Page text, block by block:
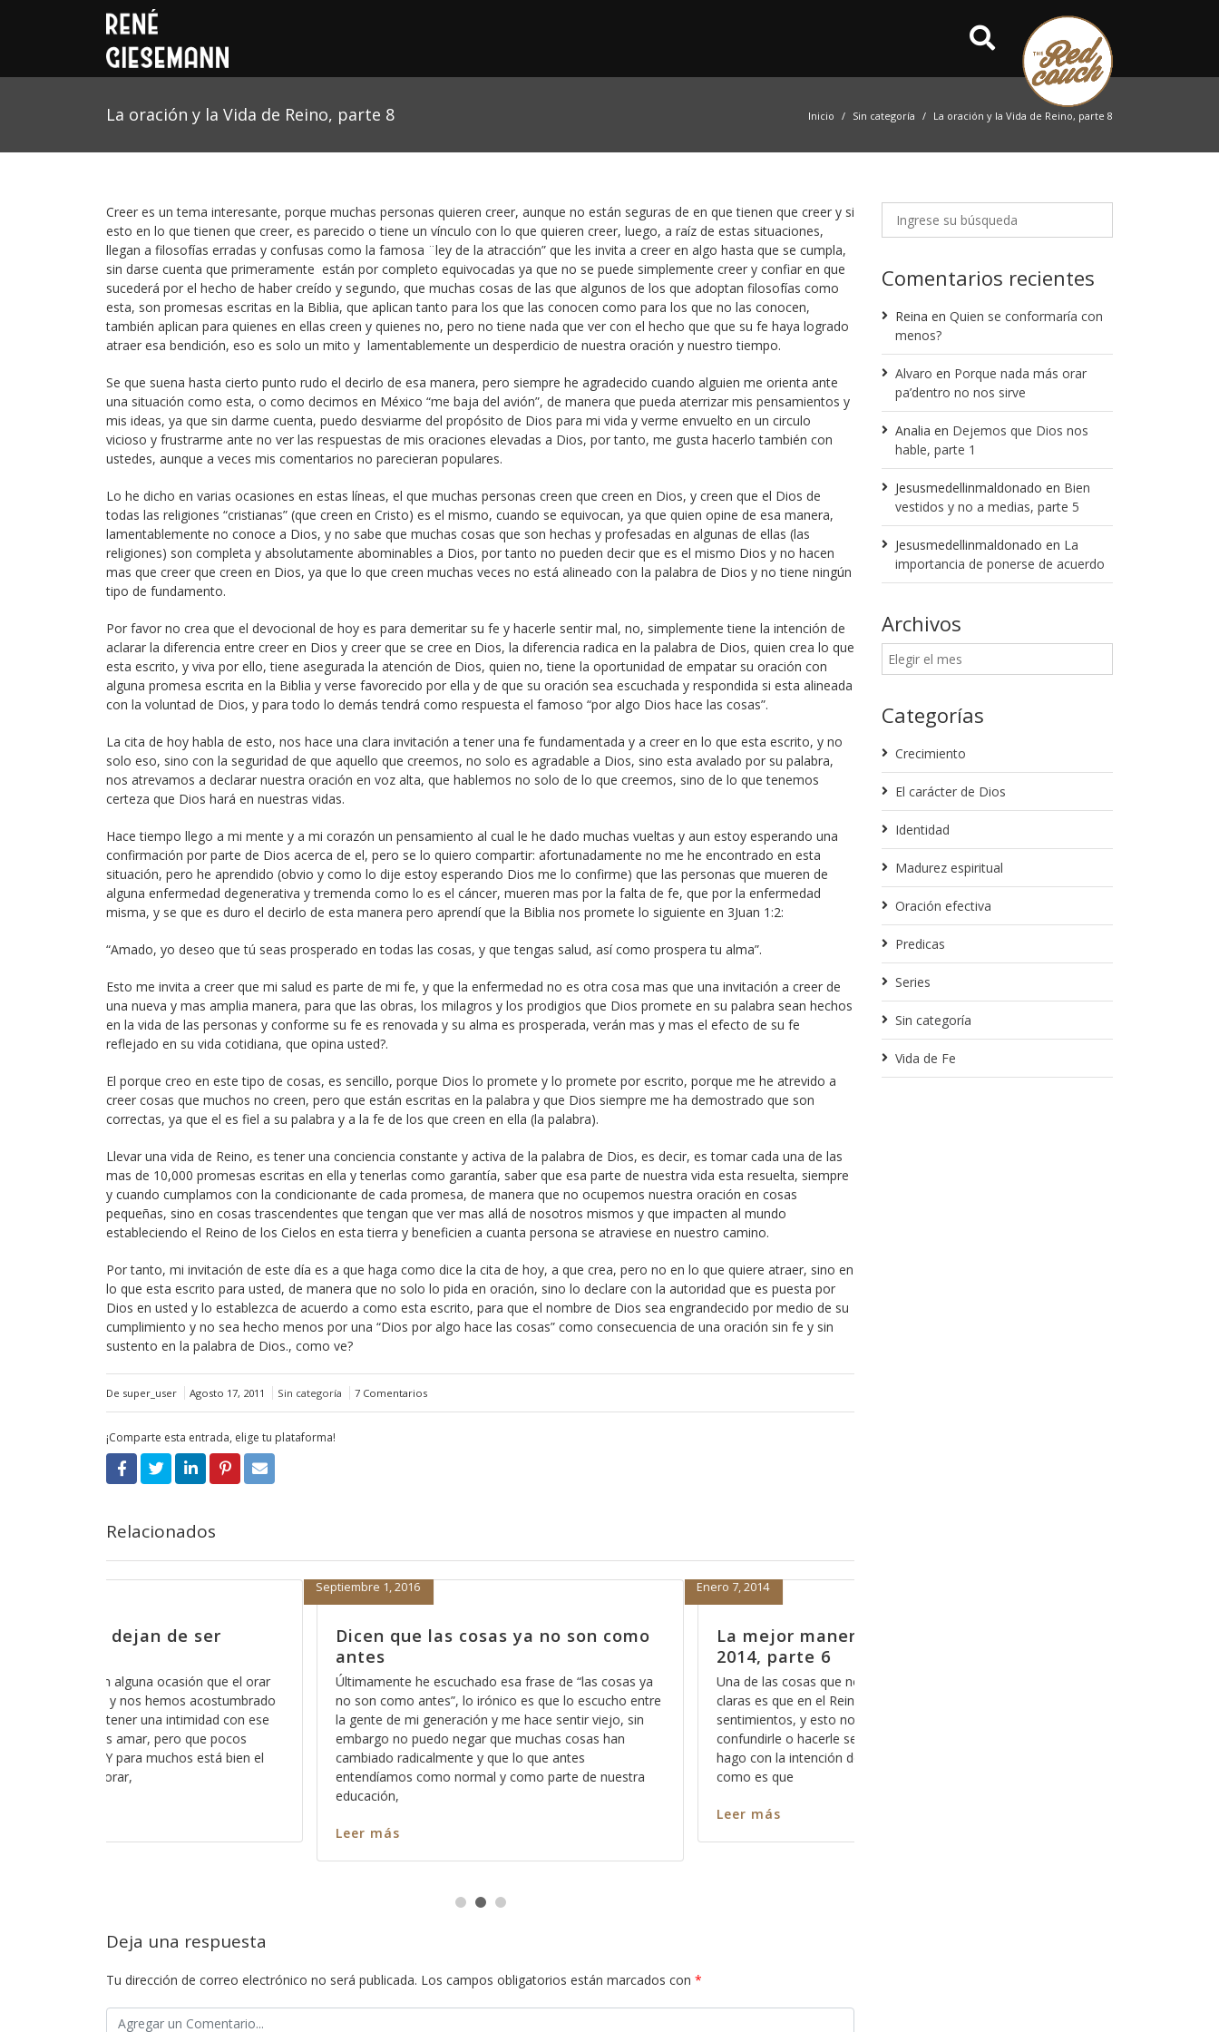
La oración y la Vida de Reino, parte 8 Inicio Sin categoría La oración y la Vida de Reino, parte 8
Creer es un tema interesante, porque muchas personas quieren creer, aunque no están seguras de en que tienen que creer y si
esto en lo que tienen que creer, es parecido o tiene un vínculo con lo que quieren creer, luego, a raíz de estas situaciones,
llegan a filosofías erradas y confusas como la famosa ¨ley de la atracción” que les invita a creer en algo hasta que se cumpla,
sin darse cuenta que primeramente están por completo equivocadas ya que no se puede simplemente creer y confiar en que
sucederá por el hecho de haber creído y segundo, que muchas cosas de las que algunos de los que adoptan filosofías como
esta, son promesas escritas en la Biblia, que aplican tanto para los que las conocen como para los que no las conocen,
también aplican para quienes en ellas creen y quienes no, pero no tiene nada que ver con el hecho que que su fe haya logrado
atraer esa bendición, eso es solo un mito y lamentablemente un desperdicio de nuestra oración y nuestro tiempo.
Se que suena hasta cierto punto rudo el decirlo de esa manera, pero siempre he agradecido cuando alguien me orienta ante
una situación como esta, o como decimos en México “me baja del avión”, de manera que pueda aterrizar mis pensamientos y
mis ideas, ya que sin darme cuenta, puedo desviarme del propósito de Dios para mi vida y verme envuelto en un circulo
vicioso y frustrarme ante no ver las respuestas de mis oraciones elevadas a Dios, por tanto, me gusta hacerlo también con
ustedes, aunque a veces mis comentarios no parecieran populares.
Lo he dicho en varias ocasiones en estas líneas, el que muchas personas creen que creen en Dios, y creen que el Dios de
todas las religiones “cristianas” (que creen en Cristo) es el mismo, cuando se equivocan, ya que quien opine de esa manera,
lamentablemente no conoce a Dios, y no sabe que muchas cosas que son hechas y profesadas en algunas de ellas (las
religiones) son completa y absolutamente abominables a Dios, por tanto no pueden decir que es el mismo Dios y no hacen
mas que creer que creen en Dios, ya que lo que creen muchas veces no está alineado con la palabra de Dios y no tiene ningún
tipo de fundamento.
Por favor no crea que el devocional de hoy es para demeritar su fe y hacerle sentir mal, no, simplemente tiene la intención de
aclarar la diferencia entre creer en Dios y creer que se cree en Dios, la diferencia radica en la palabra de Dios, quien crea lo que
esta escrito, y viva por ello, tiene asegurada la atención de Dios, quien no, tiene la oportunidad de empatar su oración con
alguna promesa escrita en la Biblia y verse favorecido por ella y de que su oración sea escuchada y respondida si esta alineada
con la voluntad de Dios, y para todo lo demás tendrá como respuesta el famoso “por algo Dios hace las cosas”.
La cita de hoy habla de esto, nos hace una clara invitación a tener una fe fundamentada y a creer en lo que esta escrito, y no
solo eso, sino con la seguridad de que aquello que creemos, no solo es agradable a Dios, sino esta avalado por su palabra,
nos atrevamos a declarar nuestra oración en voz alta, que hablemos no solo de lo que creemos, sino de lo que tenemos
certeza que Dios hará en nuestras vidas.
Hace tiempo llego a mi mente y a mi corazón un pensamiento al cual le he dado muchas vueltas y aun estoy esperando una
confirmación por parte de Dios acerca de el, pero se lo quiero compartir: afortunadamente no me he encontrado en esta
situación, pero he aprendido (obvio y como lo dije estoy esperando Dios me lo confirme) que las personas que mueren de
alguna enfermedad degenerativa y tremenda como lo es el cáncer, mueren mas por la falta de fe, que por la enfermedad
misma, y se que es duro el decirlo de esta manera pero aprendí que la Biblia nos promete lo siguiente en 3Juan 1:2:
“Amado, yo deseo que tú seas prosperado en todas las cosas, y que tengas salud, así como prospera tu alma”.
Esto me invita a creer que mi salud es parte de mi fe, y que la enfermedad no es otra cosa mas que una invitación a creer de
una nueva y mas amplia manera, para que las obras, los milagros y los prodigios que Dios promete en su palabra sean hechos
en la vida de las personas y conforme su fe es renovada y su alma es prosperada, verán mas y mas el efecto de su fe
reflejado en su vida cotidiana, que opina usted?.
El porque creo en este tipo de cosas, es sencillo, porque Dios lo promete y lo promete por escrito, porque me he atrevido a
creer cosas que muchos no creen, pero que están escritas en la palabra y que Dios siempre me ha demostrado que son
correctas, ya que el es fiel a su palabra y a la fe de los que creen en ella (la palabra).
Llevar una vida de Reino, es tener una conciencia constante y activa de la palabra de Dios, es decir, es tomar cada una de las
mas de 10,000 promesas escritas en ella y tenerlas como garantía, saber que esa parte de nuestra vida esta resuelta, siempre
y cuando cumplamos con la condicionante de cada promesa, de manera que no ocupemos nuestra oración en cosas
pequeñas, sino en cosas trascendentes que tengan que ver mas allá de nosotros mismos y que impacten al mundo
estableciendo el Reino de los Cielos en esta tierra y beneficien a cuanta persona se atraviese en nuestro camino.
Por tanto, mi invitación de este día es a que haga como dice la cita de hoy, a que crea, pero no en lo que quiere atraer, sino en
lo que esta escrito para usted, de manera que no solo lo pida en oración, sino lo declare con la autoridad que es puesta por
Dios en usted y lo establezca de acuerdo a como esta escrito, para que el nombre de Dios sea engrandecido por medio de su
cumplimiento y no sea hecho menos por una “Dios por algo hace las cosas” como consecuencia de una oración sin fe y sin
sustento en la palabra de Dios., como ve?
De super_user Agosto 17, 2011 Sin categoría 7 Comentarios
¡Comparte esta entrada, elige tu plataforma!
Relacionados
Dicen que las cosas ya no son como
Últimamente he escuchado esa frase de “las cosas ya
no son como antes”, lo irónico es que lo escucho entre
la gente de mi generación y me hace sentir viejo, sin
embargo no puedo negar que muchas cosas han
cambiado radicalmente y que lo que antes
entendíamos como normal y como parte de nuestra
La mejor manera de empezar el
Una de las cosas que nos deben de quedar mas que
claras es que en el Reino de los Cielos no caben los
sentimientos, y esto no se lo digo con el afán de
confundirle o hacerle sentir mal, por el contrario, lo
hago con la intención de que aprenda a dimensionar
como es que
Deja una respuesta
Tu dirección de correo electrónico no será publicada. Los campos obligatorios están marcados con *
Comentarios recientes
Reina en Quien se conformaría con
menos?
Alvaro en Porque nada más orar
pa’dentro no nos sirve
Analia en Dejemos que Dios nos
hable, parte 1
Jesusmedellinmaldonado en Bien
vestidos y no a medias, parte 5
Jesusmedellinmaldonado en La
importancia de ponerse de acuerdo
Archivos
Categorías
Crecimiento
El carácter de Dios
Identidad
Madurez espiritual
Oración efectiva
Predicas
Series
Sin categoría
Vida de Fe